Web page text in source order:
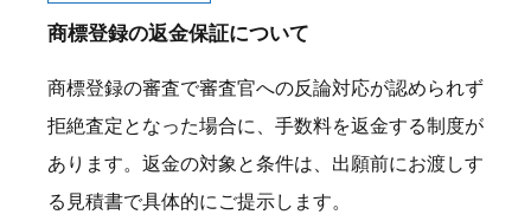
商標登録の返金保証について
商標登録の審査で審査官への反論対応が認められず
拒絶査定となった場合に、手数料を返金する制度が
あります。返金の対象と条件は、出願前にお渡しす
る見積書で具体的にご提示します。